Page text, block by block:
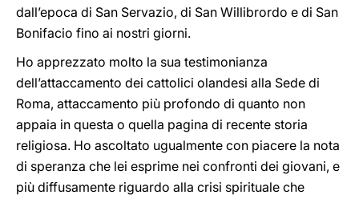
dall’epoca di San Servazio, di San Willibrordo e di San
Bonifacio fino ai nostri giorni.
Ho apprezzato molto la sua testimonianza
dell’attaccamento dei cattolici olandesi alla Sede di
Roma, attaccamento più profondo di quanto non
appaia in questa o quella pagina di recente storia
religiosa. Ho ascoltato ugualmente con piacere la nota
di speranza che lei esprime nei confronti dei giovani, e
più diffusamente riguardo alla crisi spirituale che